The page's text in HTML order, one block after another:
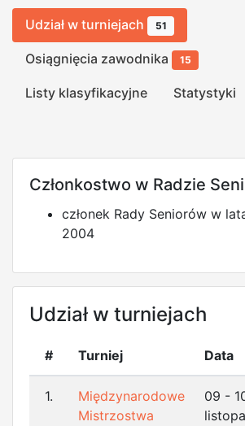
Udział w turniejach 51
Osiągnięcia zawodnika 15
Listy klasyfikacyjne Statystyki
Członkostwo w Radzie
członek Rady Seniorów w
2004
Udział w turniejach
# Turniej Data
1.
Międzynarodowe
Mistrzostwa
09 -